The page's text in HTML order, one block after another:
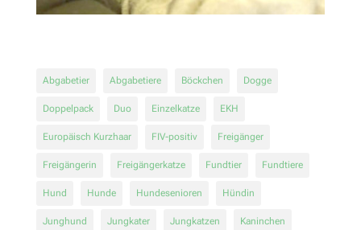
Abgabetier Abgabetiere Böckchen Dogge
Doppelpack Duo Einzelkatze EKH
Europäisch Kurzhaar FIV-positiv Freigänger
Freigängerin Freigängerkatze Fundtier Fundtiere
Hund Hunde Hundesenioren Hündin
Junghund Jungkater Jungkatzen Kaninchen